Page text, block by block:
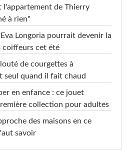
l'appartement de Thierry
à rien"
Longoria pourrait devenir la
coiffeurs cet été
de courgettes à
seul quand il fait chaud
en enfance : ce jouet
collection pour adultes
des maisons en ce
savoir